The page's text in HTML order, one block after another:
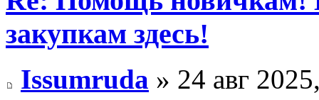
закупкам здесь!
Issumruda » 24 авг